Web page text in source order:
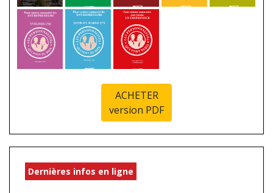
ACHETER
version PDF
Dernières infos en ligne